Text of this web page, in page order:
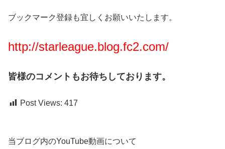
ブックマーク登録も宜しくお願いいたします。
http://starleague.blog.fc2.com/
皆様のコメントもお待ちしております。
Post Views: 417
当ブログ内のYouTube動画について